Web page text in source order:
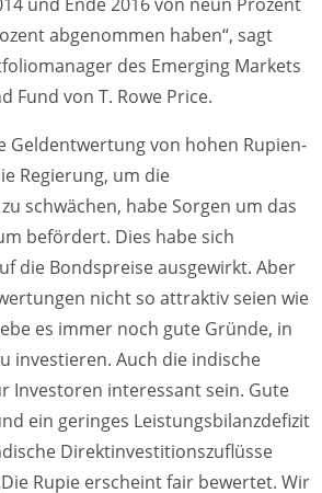
und Ende 2016 von neun Prozent
abgenommen haben“, sagt
des Emerging Markets
Fund von T. Rowe Price.
Geldentwertung von hohen Rupien-
Regierung, um die
zu schwächen, habe Sorgen um das
befördert. Dies habe sich
die Bondspreise ausgewirkt. Aber
nicht so attraktiv seien wie
es immer noch gute Gründe, in
investieren. Auch die indische
Investoren interessant sein. Gute
ein geringes Leistungsbilanzdefizit
Direktinvestitionszuflüsse
Rupie erscheint fair bewertet. Wir